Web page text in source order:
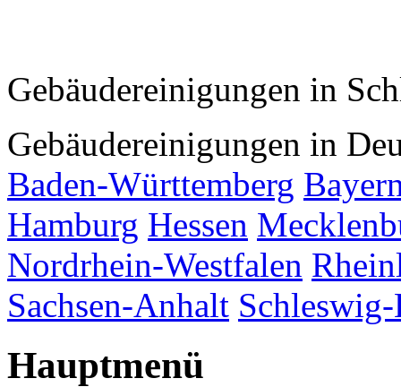
Gebäudereinigungen in
Gebäudereinigungen in
Baden-Württemberg
Hamburg Hessen
Nordrhein-Westfalen
Sachsen-Anhalt
Hauptmenü